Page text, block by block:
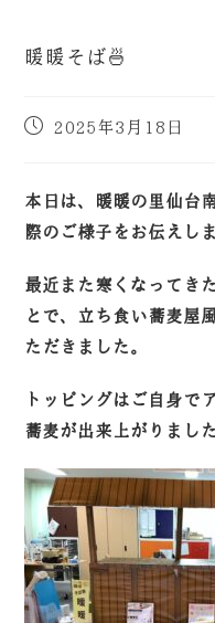
暖暖そば🍜
2025年3月18日
本日は、暖暖の里仙台
際のご様子をお伝えしま
最近また寒くなってき
とで、立ち食い蕎麦屋
ただきました。
トッピングはご自身で
蕎麦が出来上がりまし